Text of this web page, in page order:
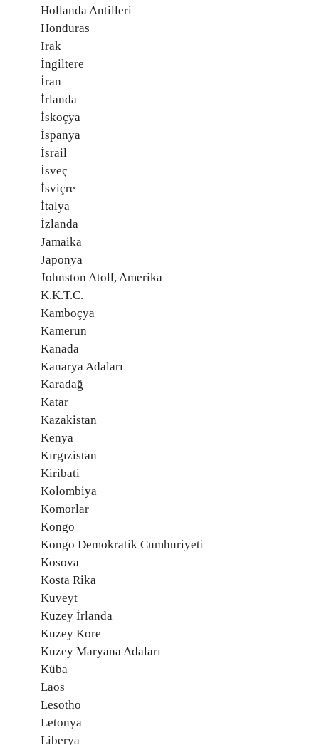
Hollanda Antilleri
Honduras
Irak
İngiltere
İran
İrlanda
İskoçya
İspanya
İsrail
İsveç
İsviçre
İtalya
İzlanda
Jamaika
Japonya
Johnston Atoll, Amerika
K.K.T.C.
Kamboçya
Kamerun
Kanada
Kanarya Adaları
Karadağ
Katar
Kazakistan
Kenya
Kırgızistan
Kiribati
Kolombiya
Komorlar
Kongo
Kongo Demokratik Cumhuriyeti
Kosova
Kosta Rika
Kuveyt
Kuzey İrlanda
Kuzey Kore
Kuzey Maryana Adaları
Küba
Laos
Lesotho
Letonya
Liberya